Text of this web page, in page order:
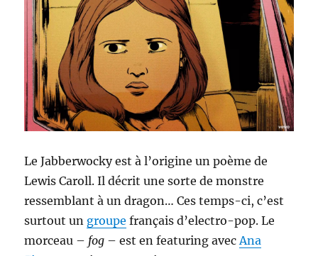
Le Jabberwocky est à l’origine un poème de
Lewis Caroll. Il décrit une sorte de monstre
ressemblant à un dragon… Ces temps-ci, c’est
surtout un groupe français d’electro-pop. Le
morceau – fog – est en featuring avec Ana